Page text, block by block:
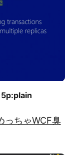
っちゃWCF臭